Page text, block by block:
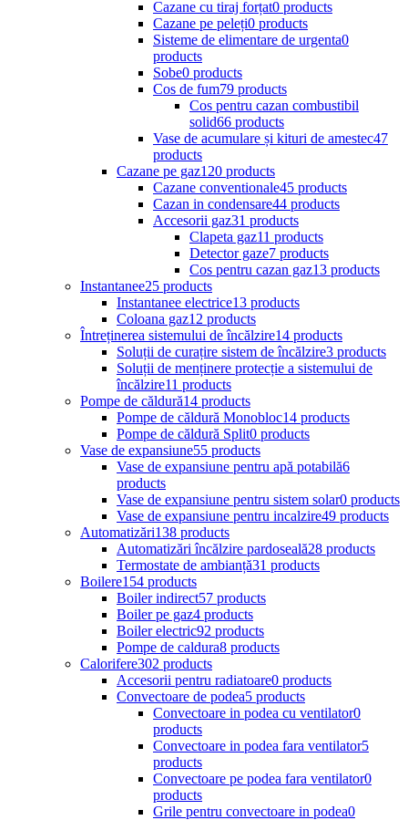
Cazane cu tiraj forțat0 products
Cazane pe peleți0 products
Sisteme de elimentare de urgenta0
products
Sobe0 products
Cos de fum79 products
Cos pentru cazan combustibil
solid66 products
Vase de acumulare și kituri de amestec47
products
Cazane pe gaz120 products
Cazane conventionale45 products
Cazan in condensare44 products
Accesorii gaz31 products
Clapeta gaz11 products
Detector gaze7 products
Cos pentru cazan gaz13 products
Instantanee25 products
Instantanee electrice13 products
Coloana gaz12 products
Întreținerea sistemului de încălzire14 products
Soluții de curațire sistem de încălzire3 products
Soluții de menținere protecție a sistemului de
încălzire11 products
Pompe de căldură14 products
Pompe de căldură Monobloc14 products
Pompe de căldură Split0 products
Vase de expansiune55 products
Vase de expansiune pentru apă potabilă6
products
Vase de expansiune pentru sistem solar0 products
Vase de expansiune pentru incalzire49 products
Automatizări138 products
Automatizări încălzire pardoseală28 products
Termostate de ambianță31 products
Boilere154 products
Boiler indirect57 products
Boiler pe gaz4 products
Boiler electric92 products
Pompe de caldura8 products
Calorifere302 products
Accesorii pentru radiatoare0 products
Convectoare de podea5 products
Convectoare in podea cu ventilator0
products
Convectoare in podea fara ventilator5
products
Convectoare pe podea fara ventilator0
products
Grile pentru convectoare in podea0